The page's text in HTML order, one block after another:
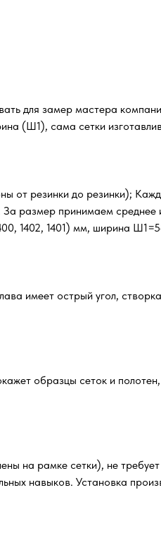
для замер мастера
(Ш1), сама сетки
от резинки до резинки);
размер принимаем среднее
1402, 1401) мм, ширина
имеет острый угол,
образцы сеток и
на рамке сетки), не
навыков. Установка